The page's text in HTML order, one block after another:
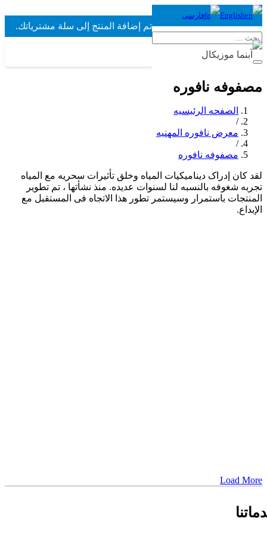
English فارسی
تم إضافةالمنتجإلى سلة مشترياتك.
نافوره
الصفحه الرئیسیه
معرض نافوره المهنیه
مصفوفه نافوره
کان إدراک دینامیکیات المیاه وخلق تأثیرات سحریه مع المیاه
شغوفه بالنسبه لنا لسنوات عدیده. منذ نشأتها ، تم تطویر
باستمرار وسیستمر تطور هذا الاتجاه فی المستقبل مع
Load